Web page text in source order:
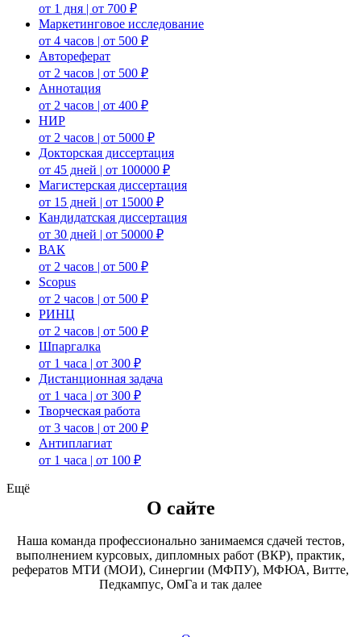
от 1 дня | от 700 ₽
Маркетинговое исследование
от 4 часов | от 500 ₽
Автореферат
от 2 часов | от 500 ₽
Аннотация
от 2 часов | от 400 ₽
НИР
от 2 часов | от 5000 ₽
Докторская диссертация
от 45 дней | от 100000 ₽
Магистерская диссертация
от 15 дней | от 15000 ₽
Кандидатская диссертация
от 30 дней | от 50000 ₽
ВАК
от 2 часов | от 500 ₽
Scopus
от 2 часов | от 500 ₽
РИНЦ
от 2 часов | от 500 ₽
Шпаргалка
от 1 часа | от 300 ₽
Дистанционная задача
от 1 часа | от 300 ₽
Творческая работа
от 3 часов | от 200 ₽
Антиплагиат
от 1 часа | от 100 ₽
Ещё
О сайте
Наша команда профессионально занимаемся сдачей тестов,
выполнением курсовых, дипломных работ (ВКР), практик,
рефератов МТИ (МОИ), Синергии (МФПУ), МФЮА, Витте,
Педкампус, ОмГа и так далее